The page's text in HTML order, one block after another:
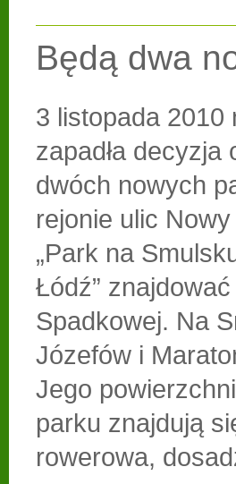
Będą dwa
3 listopada 2010
zapadła
dwóch nowych
rejonie ulic
„Park na
Łódź”
Spadkowej. Na
Józefów i
Jego
parku znajdują
rowerowa,